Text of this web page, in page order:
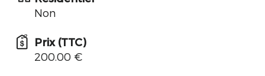
Non
Prix (TTC)
200.00 €